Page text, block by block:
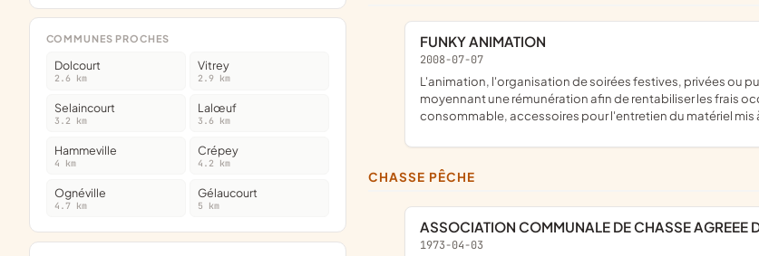
FUNKY ANIMATION
2008-07-07
l'animation, l'organisation de soirées festives, privées ou publiques, loto, karaoké, etc.; location de matériel sono, lumière etc.; ceci
moyennant une rémunération afin de rentabiliser les frais
consommable, accessoires pour l'entretien du matériel
CHASSE PÊCHE
ASSOCIATION COMMUNALE DE CHASSE AGREEE
1973-04-03
COMMUNES PROCHES
Dolcourt
2.6 km
Vitrey
2.9 km
Selaincourt
3.2 km
Lalœuf
3.6 km
Hammeville
4 km
Crépey
4.2 km
Ognéville
4.7 km
Gélaucourt
5 km